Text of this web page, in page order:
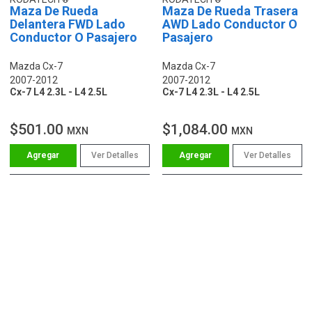
Maza De Rueda
Delantera FWD Lado
Conductor O Pasajero
Mazda Cx-7
2007-2012
Cx-7 L4 2.3L - L4 2.5L
$501.00 MXN
Ver Detalles
Maza De Rueda Trasera
AWD Lado Conductor O
Pasajero
Mazda Cx-7
2007-2012
Cx-7 L4 2.3L - L4 2.5L
$1,084.00 MXN
Ver Detalles